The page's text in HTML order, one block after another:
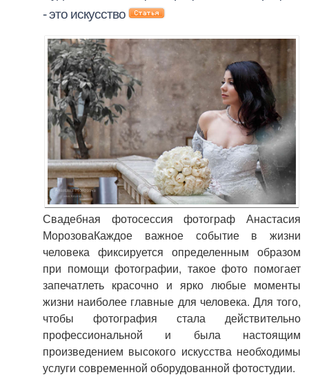
- это искусство
Свадебная фотосессия фотограф Анастасия
МорозоваКаждое важное событие в жизни
человека фиксируется определенным образом
при помощи фотографии, такое фото помогает
запечатлеть красочно и ярко любые моменты
жизни наиболее главные для человека. Для того,
чтобы фотография стала действительно
профессиональной и была настоящим
произведением высокого искусства необходимы
услуги современной оборудованной фотостудии.